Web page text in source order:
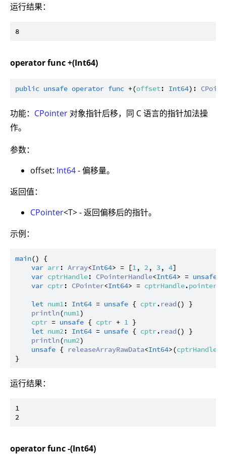
运行结果：
operator func +(Int64)
public unsafe operator func +(offset: Int64):
功能： CPointer 对象指针后移，同 C 语言的指针加法操
作。
参数：
offset: Int64- 偏移量。
返回值：
CPointer<T> - 返回偏移后的指针。
示例：
main() {
var arr: Array<Int64> = [1, 2, 3, 4]
var cptrHandle: CPointerHandle<Int64> = unsafe
var cptr: CPointer<Int64> = cptrHandle.pointer
let num1: Int64 = unsafe { cptr. read() }
println(num1)
cptr = unsafe { cptr + 1 }
let num2: Int64 = unsafe { cptr. read() }
println(num2)
unsafe { releaseArrayRawData<Int64>(cptrHandle
运行结果：
1
operator func -(Int64)